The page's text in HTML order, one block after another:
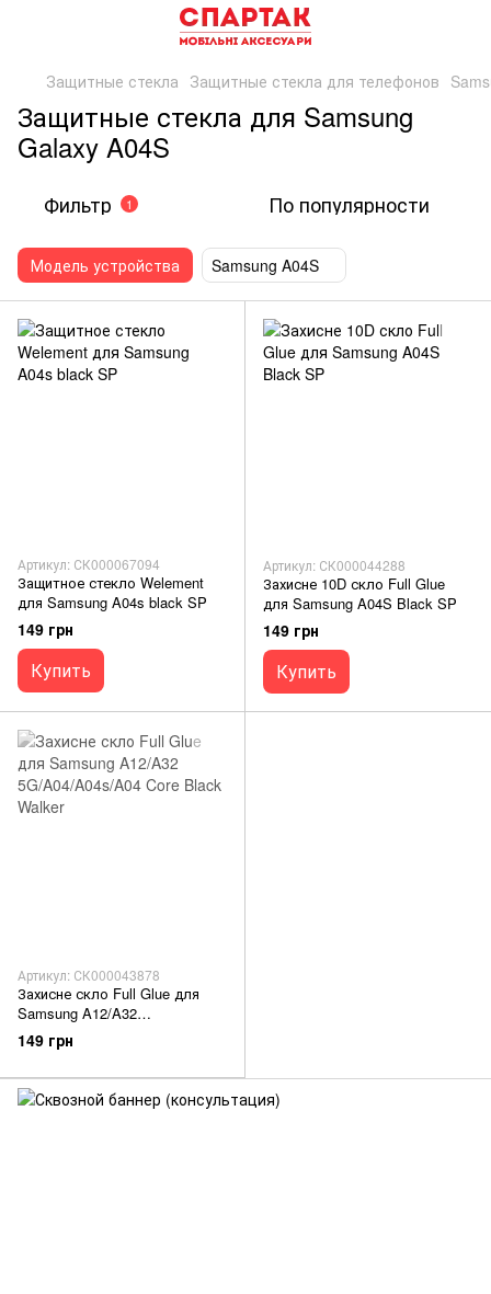
Защитные стекла Защитные стекла для телефонов
Защитные стекла для Samsung
Galaxy A04S
Фильтр 1 По популярности
Модель устройства Samsung A04S
Артикул: СК000067094
Защитное стекло Welement
для Samsung A04s black SP
149 грн
Купить
Артикул: СК000044288
Захисне 10D скло Full Glue
для Samsung A04S Black SP
149 грн
Купить
Артикул: СК000043878
Захисне скло Full Glue для
Samsung A12/A32
5G/A04/A04s/A04 Core Black
Walker
149 грн